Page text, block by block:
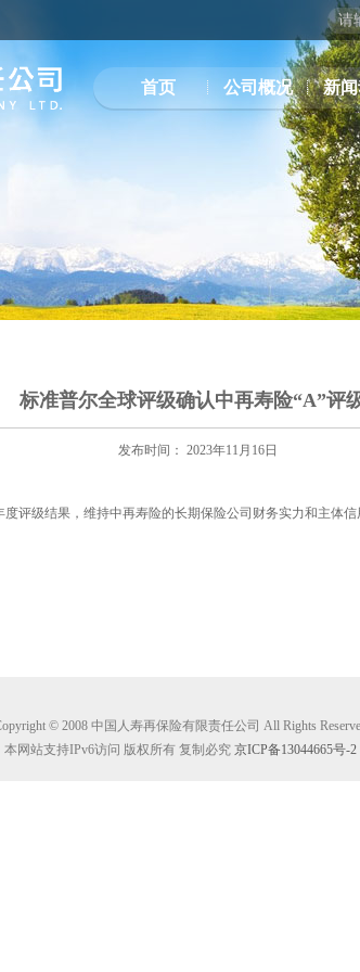
首页 公司概况 新
标准普尔全球评级确认中再寿险“A”评
发布时间： 2023年11月16日
级结果，维持中再寿险的长期保险公司财务实力和主体信
© 2008 中国人寿再保险有限责任公司 All Rights
本网站支持IPv6访问 版权所有 复制必究 京ICP备13044665号-2